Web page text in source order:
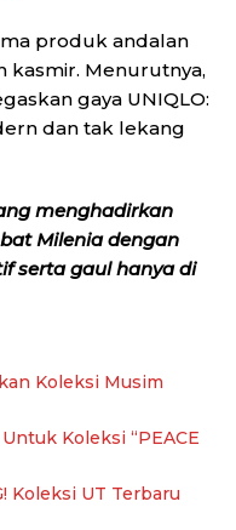
produk andalan
kasmir. Menurutnya,
gaya UNIQLO:
dan tak lekang
menghadirkan
Milenia dengan
serta gaul hanya di
Koleksi Musim
Koleksi “PEACE
Koleksi UT Terbaru